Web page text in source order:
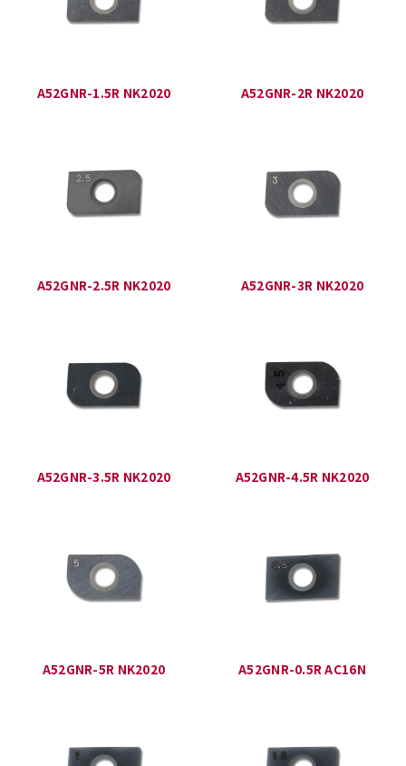
A52GNR-1.5R NK2020 A52GNR-2R NK2020
A52GNR-2.5R NK2020 A52GNR-3R NK2020
A52GNR-3.5R NK2020 A52GNR-4.5R NK2020
A52GNR-5R NK2020 A52GNR-0.5R AC16N